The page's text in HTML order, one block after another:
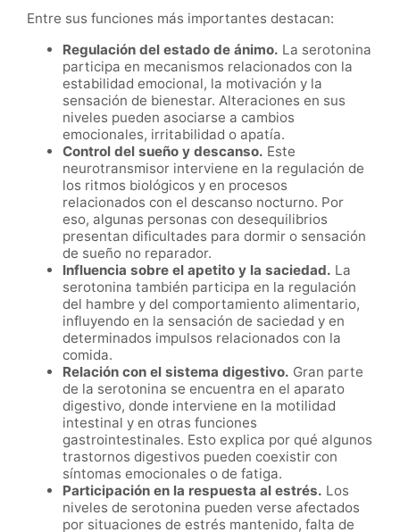
Entre sus funciones más importantes destacan:
Regulación del estado de ánimo. La serotonina
participa en mecanismos relacionados con la
estabilidad emocional, la motivación y la
sensación de bienestar. Alteraciones en sus
niveles pueden asociarse a cambios
emocionales, irritabilidad o apatía.
Control del sueño y descanso. Este
neurotransmisor interviene en la regulación de
los ritmos biológicos y en procesos
relacionados con el descanso nocturno. Por
eso, algunas personas con desequilibrios
presentan dificultades para dormir o sensación
de sueño no reparador.
Influencia sobre el apetito y la saciedad. La
serotonina también participa en la regulación
del hambre y del comportamiento alimentario,
influyendo en la sensación de saciedad y en
determinados impulsos relacionados con la
comida.
Relación con el sistema digestivo. Gran parte
de la serotonina se encuentra en el aparato
digestivo, donde interviene en la motilidad
intestinal y en otras funciones
gastrointestinales. Esto explica por qué algunos
trastornos digestivos pueden coexistir con
síntomas emocionales o de fatiga.
Participación en la respuesta al estrés. Los
niveles de serotonina pueden verse afectados
por situaciones de estrés mantenido, falta de